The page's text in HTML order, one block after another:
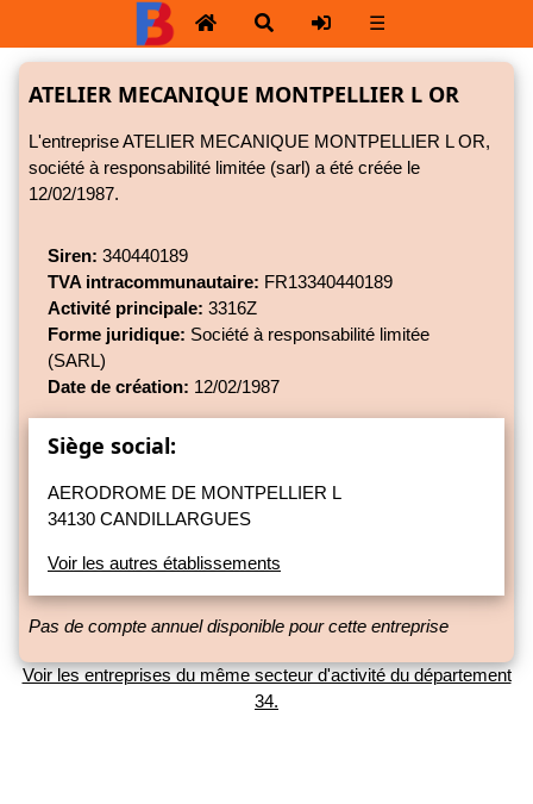
☰
ATELIER MECANIQUE MONTPELLIER L OR
L'entreprise ATELIER MECANIQUE MONTPELLIER L OR,
société à responsabilité limitée (sarl) a été créée le
12/02/1987.
Siren: 340440189
TVA intracommunautaire: FR13340440189
Activité principale: 3316Z
Forme juridique: Société à responsabilité limitée
(SARL)
Date de création: 12/02/1987
Siège social:
AERODROME DE MONTPELLIER L
34130 CANDILLARGUES
Voir les autres établissements
Pas de compte annuel disponible pour cette entreprise
Voir les entreprises du même secteur d'activité du département
34.